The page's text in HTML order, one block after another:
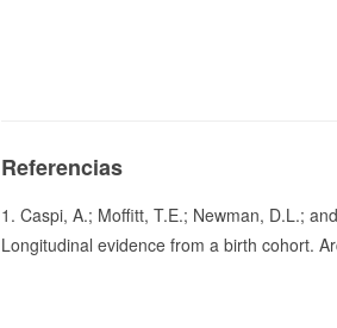
Referencias
1. Caspi, A.; Moffitt, T.E.; Newman, D.L.;
Longitudinal evidence from a birth cohort.